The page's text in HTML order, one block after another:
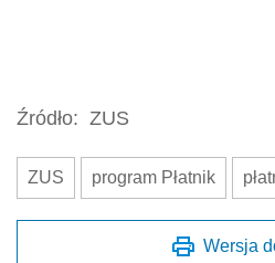
Źródło: ZUS
ZUS program Płatnik
Wersja